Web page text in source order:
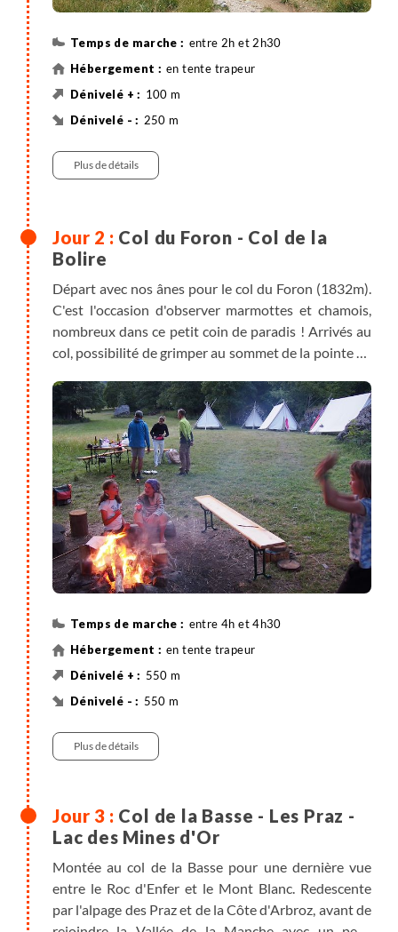
entre 2h et 2h30
en tente trapeur
100 m
250 m
Plus de détails
Col du Foron - Col de la
Bolire
Départ avec nos ânes pour le col du Foron (1832m).
C'est l'occasion d'observer marmottes et chamois,
nombreux dans ce petit coin de paradis ! Arrivés au
col, possibilité de grimper au sommet de la pointe de
sur tout le massif du Chablais et sur le Lac Léman.
Descente par Chalet Blanc et le Col de la Bolire.
Retour au camp pour une seconde nuit.
Pointe de Chalune : dénivelé +/-220m, 1h30 de
marche supplémentaire.
entre 4h et 4h30
en tente trapeur
550 m
550 m
Randonnée
Plus de détails
Col de la Basse - Les Praz -
Lac des Mines d'Or
Montée au col de la Basse pour une dernière vue
entre le Roc d'Enfer et le Mont Blanc. Redescente
par l'alpage des Praz et de la Côte d'Arbroz, avant de